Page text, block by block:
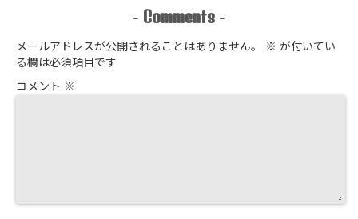
- Comments -
メールアドレスが公開されることはありません。 ※ が付いてい
る欄は必須項目です
コメント ※